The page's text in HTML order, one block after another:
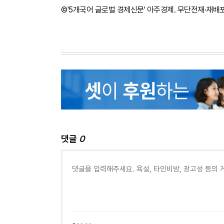
©'5개국어 글로벌 경제신문' 아주경제. 무단전재·재배
댓글 0